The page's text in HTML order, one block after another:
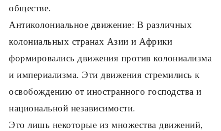
обществе.
Антиколониальное движение: В различных
колониальных странах Азии и Африки
формировались движения против колониализма
и империализма. Эти движения стремились к
освобождению от иностранного господства и
национальной независимости.
Это лишь некоторые из множества движений,